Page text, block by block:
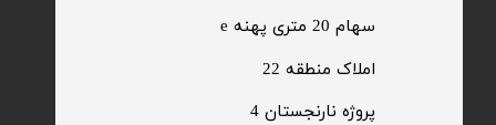
سهام 20 متری پهنه e​​​​​​​
​املاک منطقه 22
پروژه نارنجستان 4